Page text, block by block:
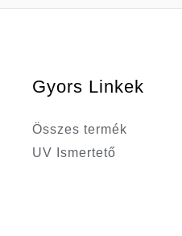
Gyors Linkek
Összes termék
UV Ismertető